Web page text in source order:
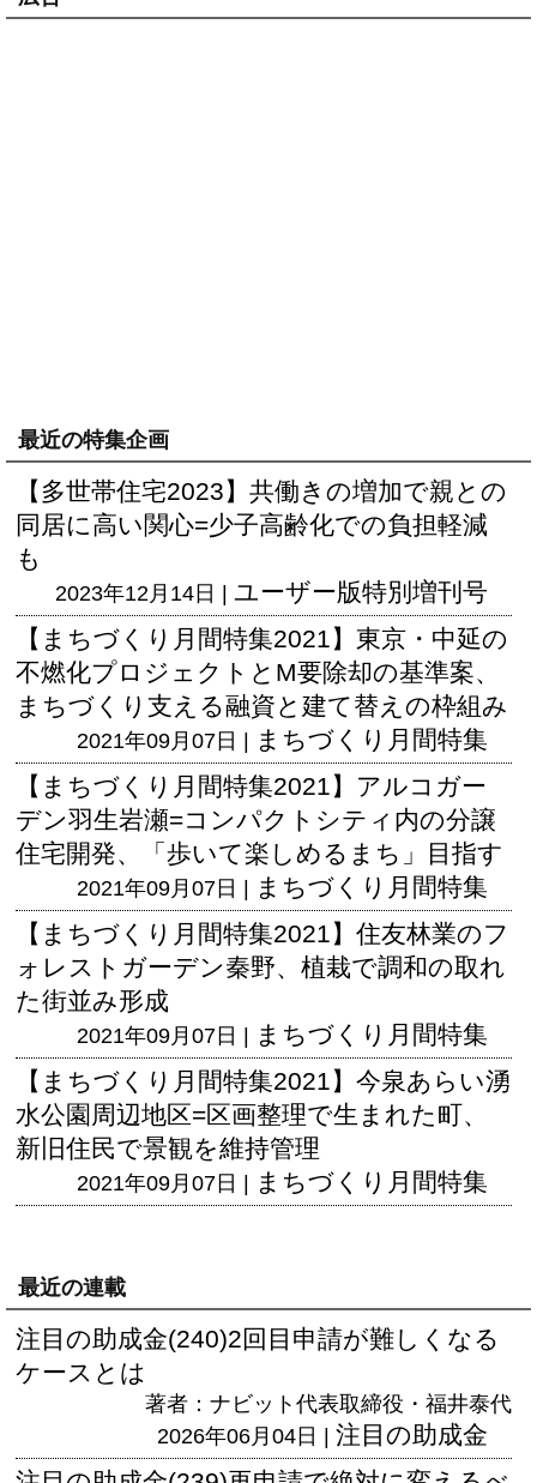
最近の特集企画
【多世帯住宅2023】共働きの増加で親との
同居に高い関心=少子高齢化での負担軽減
も
2023年12月14日 | ユーザー版特別増刊号
【まちづくり月間特集2021】東京・中延の
不燃化プロジェクトとM要除却の基準案、
まちづくり支える融資と建て替えの枠組み
2021年09月07日 | まちづくり月間特集
【まちづくり月間特集2021】アルコガー
デン羽生岩瀬=コンパクトシティ内の分譲
住宅開発、「歩いて楽しめるまち」目指す
2021年09月07日 | まちづくり月間特集
【まちづくり月間特集2021】住友林業のフ
ォレストガーデン秦野、植栽で調和の取れ
た街並み形成
2021年09月07日 | まちづくり月間特集
【まちづくり月間特集2021】今泉あらい湧
水公園周辺地区=区画整理で生まれた町、
新旧住民で景観を維持管理
2021年09月07日 | まちづくり月間特集
最近の連載
注目の助成金(240)2回目申請が難しくなる
ケースとは
著者：ナビット代表取締役・福井泰代
2026年06月04日 | 注目の助成金